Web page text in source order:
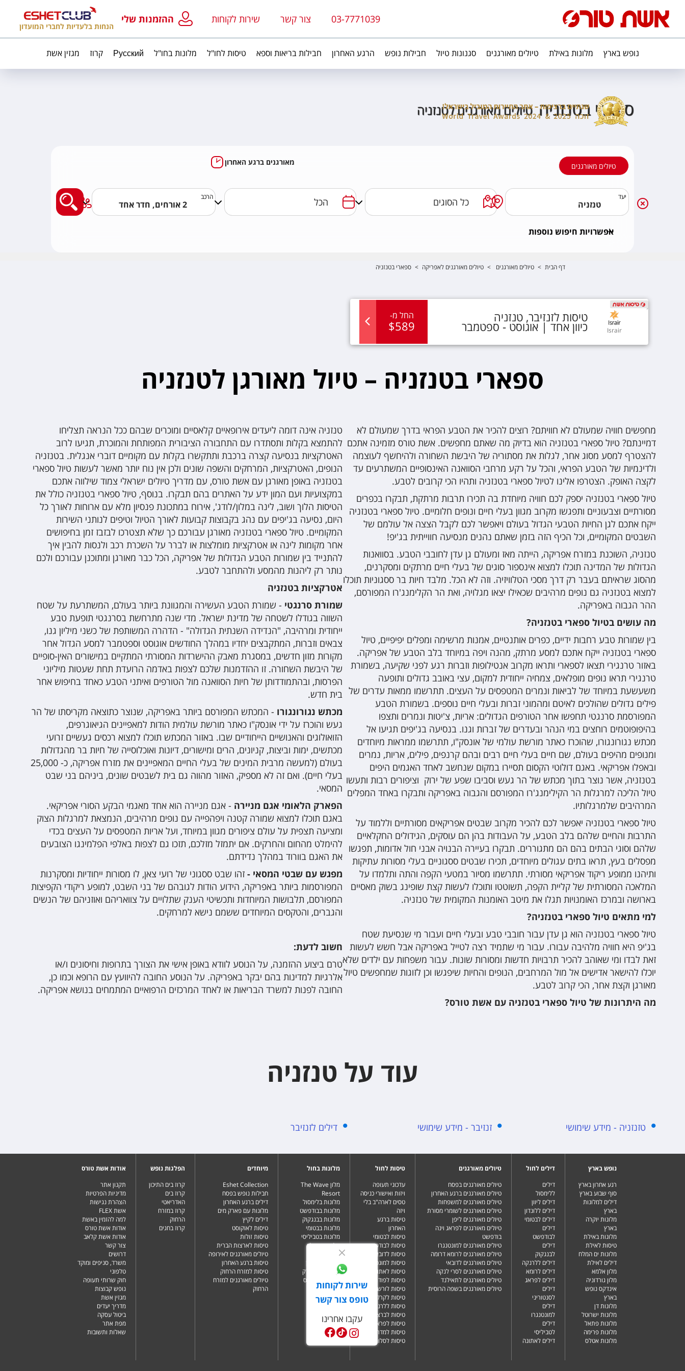
03-7771039 צור קשר שירות לקוחות ההזמנות שלי
הנחות בלעדיות לחברי המועדון
נופש בארץ מלונות באילת טיולים מאורגנים סגנונות טיול חבילות נופש הרגע האחרון חבילות בריאות וספא טיסות לחו"ל מלונות בחו"ל Русский קרוז מגזין אשת
שירות לקוחות
טופס צור קשר
עקבו אחרינו
ספארי בטנזניה טיולים מאורגנים לטנזניה
טיולים מאורגנים מאורגנים ברגע האחרון
יעד הרכב מצאו לי טיול מאורגן
אפשרויות חיפוש נוספות
דף הבית > טיולים מאורגנים > טיולים מאורגנים לאפריקה > ספארי בטנזניה
Israir
טיסות לזנזיבר, טנזניה
כיוון אחד |אוגוסט - ספטמבר
החל מ-
$589
ספארי בטנזניה – טיול מאורגן לטנזניה
מחפשים חוויה שמעולם לא חוויתם? רוצים להכיר את הטבע הפראי בדרך שמעולם לא
דמיינתם? טיול ספארי בטנזניה הוא בדיוק מה שאתם מחפשים. אשת טורס מזמינה אתכם
להצטרף למסע מסוג אחר, לגלות את מסתוריה של היבשת השחורה ולהיחשף לעוצמה
ולדינמיות של הטבע הפראי, והכל על רקע מרחבי הסוואנה האינסופיים המשתרעים עד
לקצה האופק. הצטרפו אלינו לטיול ספארי בטנזניה ותהיו הכי קרובים לטבע.
טיול ספארי בטנזניה יספק לכם חוויה מיוחדת בה תכירו תרבות מרתקת, תבקרו בכפרים
מסורתיים וצבעוניים ותפגשו מקרוב מגוון בעלי חיים ונופים חלומיים. טיול ספארי בטנזניה
ייקח אתכם לגן החיות הטבעי הגדול בעולם ויאפשר לכם לקבל הצצה אל עולמם של
השבטים המקומיים, וכל הכיף הזה בזמן שאתם נהנים מנסיעה חווייתית בג'יפ!
טנזניה, השוכנת במזרח אפריקה, הייתה מאז ומעולם גן עדן לחובבי הטבע. בסוואנות
הגדולות של המדינה תוכלו למצוא אינספור סוגים של בעלי חיים מרתקים ומסקרנים,
מהסוג שראיתם בעבר רק דרך מסכי הטלוויזיה. וזה לא הכל. מלבד חיות בר ססגוניות תוכלו
למצוא בטנזניה גם נופים מרהיבים שכאילו יצאו מגלויה, ואת הר הקלימנג'רו המפורסם,
ההר הגבוה באפריקה.
מה עושים בטיול ספארי בטנזניה?
בין שמורות טבע רחבות ידיים, כפרים אותנטיים, אמנות מרשימה ומפלים יפיפיים, טיול
ספארי בטנזניה ייקח אתכם למסע מרתק, מהנה ויפה במיוחד בלב הטבע של אפריקה.
באזור טרנגירי תצאו לספארי ותראו מקרוב אנטילופות וזברות רגע לפני שקיעה, בשמורת
טרנגירי תראו נופים מופלאים, צמחיה ייחודית למקום, עצי באובב גדולים ותופעה
משעשעת במיוחד של לביאות ונמרים המטפסים על העצים. תתרשמו ממאות עדרים של
פילים גדולים שהולכים לאיטם ומהמוני זברות ובעלי חיים נוספים. בשמורת הטבע
המפורסמת סרנגטי תחפשו אחר הטורפים הגדולים: אריות, צ'יטות ונמרים ותצפו
בהיפופוטמים רוחצים במי הנהר ובעדרים של זברות וגנו. בנסיעה בג'יפים תגיעו אל
מכתש נגורונגורו, שהוכרז כאתר מורשת עולמי של אונסק"ו, תתרשמו ממראות מיוחדים
ומנופים מהיפים בעולם, שם חיים בעלי חיים רבים ובהם קרנפים, פילים, אריות, נמרים
ובאפלו אפריקאי. באגם דולוטי הקסום תסיירו במקום שנחשב לאחד האגמים היפים
בטנזניה, אשר נוצר בתוך מכתש של הר געש וסביבו שפע של ירוק וציפורים רבות ותעשו
טיול הליכה למרגלות הר הקילימנג'רו המפורסם והגבוה באפריקה ותבקרו באחד המפלים
המרהיבים שלמרגלותיו.
טיול ספארי בטנזניה יאפשר לכם להכיר מקרוב שבטים אפריקאים מסורתיים וללמוד על
התרבות והחיים שלהם בלב הטבע, על העבודות בהן הם עוסקים, הגידולים החקלאיים
שלהם וסוגי הבתים בהם הם מתגוררים. תבקרו בעיירה הבנויה אבני חול אדומות, תפגשו
מפסלים בעץ, תראו בתים עגולים מיוחדים, תכירו שבטים ססגוניים בעלי מסורות עתיקות
ותיהנו ממופע ריקוד אפריקאי מסורתי. תתרשמו מסיור במטעי הקפה והתה ותלמדו על
המלאכה המסורתית של קליית הקפה, תשוטטו ותוכלו לעשות קצת שופינג בשוק מאסיים
בארושה ובמרכז האומנויות תגלו את מיטב האומנות המקומית של טנזניה.
למי מתאים טיול ספארי בטנזניה?
טיול ספארי בטנזניה הוא גן עדן עבור חובבי טבע ובעלי חיים ועבור מי שנסיעת שטח
בג'יפ היא חוויה מלהיבה עבורו. עבור מי שתמיד רצה לטייל באפריקה אבל חשש לעשות
זאת לבדו ומי שאוהב להכיר תרבויות חדשות ומסורות שונות. עבור משפחות עם ילדים שלא
יוכלו להישאר אדישים אל מול המרחבים, הנופים והחיות שיפגשו וכן לזוגות שמחפשים טיול
מאורגן וקצת אחר, הכי קרוב לטבע.
מה היתרונות של טיול ספארי בטנזניה עם אשת טורס?
טנזניה אינה דומה ליעדים אירופאיים קלאסיים ומוכרים שבהם ככל הנראה תצליחו
להתמצא בקלות ותסתדרו עם התחבורה הציבורית המפותחת והמוכרת, תגיעו לרוב
האטרקציות בנסיעה קצרה ברכבת ותתקשרו בקלות עם מקומיים דוברי אנגלית. בטנזניה
הנופים, האטרקציות, המרחקים והשפה שונים ולכן אין נוח יותר מאשר לעשות טיול ספארי
בטנזניה באופן מאורגן עם אשת טורס, עם מדריך טיולים ישראלי צמוד שילווה אתכם
במקצועיות ועם המון ידע על האתרים בהם תבקרו. בנוסף, טיול ספארי בטנזניה כולל את
הטיסות הלוך ושוב, לינה במלון/לודג', אירוח במתכונת פנסיון מלא עם ארוחות לאורך כל
היום, נסיעה בג'יפים עם נהג בקבוצות קבועות לאורך הטיול וטיפים לנותני השירות
המקומיים. טיול ספארי בטנזניה מאורגן עבורכם כך שלא תצטרכו לבזבז זמן בחיפושים
אחר מקומות לינה או אטרקציות מומלצות או לברר על השכרת רכב ולנסות להבין איך
להתנייד בין שמורות הטבע הגדולות של אפריקה, הכל כבר מאורגן ומתוכנן עבורכם ולכם
נותר רק ליהנות מהמסע ולהתחבר לטבע.
אטרקציות בטנזניה
שמורת סרנגטי - שמורת הטבע העשירה והמגוונת ביותר בעולם, המשתרעת על שטח
השווה בגודלו לשטחה של מדינת ישראל. מדי שנה מתרחשת בסרנגטי תופעת טבע
ייחודית ומרהיבה, "הנדידה השנתית הגדולה" - הדהרה המשותפת של כשני מיליון גנו,
צבאים וזברות, המתקבצים יחדיו במהלך החודשים אוגוסט וספטמבר למסע הגדול אחר
מקורות מזון חדשים, במסגרת מאבק ההישרדות המסורתי המתקיים במישורים האין-סופיים
של היבשת השחורה. זו ההזדמנות שלכם לצפות באדמה הרועדת תחת שעטות מיליוני
הפרסות, ובהתמודדותן של חיות הסוואנה מול הטורפים ואיתני הטבע כאחד בחיפוש אחר
בית חדש.
מכתש נגורונגורו - המכתש המפורסם ביותר באפריקה, שנוצר כתוצאה מקריסתו של הר
געש והוכרז על ידי אונסק"ו כאתר מורשת עולמית הודות למאפיינים הגיאוגרפים,
הזואולוגים והאנושיים הייחודיים שבו. באזור המכתש תוכלו למצוא רכסים געשיים זרועי
מכתשים, ימות וביצות, קניונים, הרים ומישורים, דיונות ואוכלוסייה של חיות בר מהגדולות
בעולם (למעשה מרבית המינים של בעלי החיים המאפיינים את מזרח אפריקה, כ- 25,000
בעלי חיים). ואם זה לא מספיק, האזור מהווה גם בית לשבטים שונים, ביניהם בני שבט
המסאי.
הפארק הלאומי אגם מניירה - אגם מניירה הוא אחד מאגמי הבקע הסורי אפריקאי.
באגם תוכלו למצוא שמורה קטנה ויפהפייה עם נופים מרהיבים, הנמצאת למרגלות הצוק
ומציעה תצפית על עולם ציפורים מגוון במיוחד, ועל אריות המטפסים על העצים בכדי
להימלט מהחום והחרקים. אם יתמזל מזלכם, תזכו גם לצפות באלפי הפלמינגו הצובעים
את האגם בוורוד במהלך נדידתם.
מפגש עם שבטי המסאי - זהו שבט ססגוני של רועי צאן, לו מסורות ייחודיות ומסקרנות
המפורסמות ביותר באפריקה, הידוע הודות לגובהם של בני השבט, למופע ריקודי הקפיצות
המפורסם, תלבושות המיוחדות ותכשיטי הענק שתלויים על צוואריהם ואוזניהם של הנשים
והגברים, והטקסים המיוחדים ששמם נישא למרחקים.
חשוב לדעת:
טרם ביצוע ההזמנה, על הנוסע לוודא באופן אישי את הצורך בתרופות וחיסונים ו/או
אלרגיות למדינות בהם יבקר באפריקה. על הנוסע החובה להיוועץ עם הרופא וכמו כן,
החובה לפנות למשרד הבריאות או לאחד המרכזים הרפואיים המתמחים בנושא אפריקה.
עוד על טנזניה
טזנזניה - מידע שימושי זנזיבר - מידע שימושי דילים לזנזיבר
נופש בארץ
רגע אחרון בארץ
סוף שבוע בארץ
דילים למלונות
בארץ
מלונות יוקרה
בארץ
מלונות באילת
טיסות לאילת
מלונות ים המלח
דילים לאילת
מלון אלמא
מלון גורדוניה
אינדקס נופש
בארץ
מלונות דן
מלונות ישרוטל
מלונות פתאל
מלונות פרימה
מלונות אטלס
דילים לחול
דילים
ללימסול
דילים ליוון
דילים ללונדון
דילים לבטומי
דילים
לבודפשט
דילים
לבנגקוק
דילים ללרנקה
דילים לרומא
דילים לפראג
דילים
לסנטוריני
דילים
למונטנגרו
דילים
לטביליסי
דילים לאתונה
טיולים מאורגנים
טיולים מאורגנים בפסח
טיולים מאורגנים ברגע האחרון
טיולים מאורגנים למשפחות
טיולים מאורגנים לשומרי מסורת
טיולים מאורגנים ליפן
טיולים מאורגנים לפראג וינה
בודפשט
טיולים מאורגנים למונטנגרו
טיולים מאורגנים לרומא דרומה
טיולים מאורגנים לדובאי
טיולים מאורגנים לסרי לנקה
טיולים מאורגנים לתאילנד
טיולים מאורגנים בשפה הרוסית
טיסות לחול
עדכוני תעופה
ויזות ואישורי כניסה
טסים לארה"ב בלי
ויזה
טיסות ברגע
האחרון
טיסות לבטומי
טיסות לבודפשט
טיסות לדובאי
טיסות למונטנגרו
טיסות לאתונה
טיסות לפודגוריצה
טיסות לורשה
טיסות לקרקוב
טיסות ללרנקה
טיסות לברצלונה
טיסות לפראג
טיסות למדריד
טיסות לסלוניקי
מלונות בחול
מלון The Wave
Resort
מלונות בלימסול
מלונות בבודפשט
מלונות בבנגקוק
מלונות בבטומי
מלונות בטביליסי
מלונות בברלין
מלונות בדובאי
מלונות בלונדון
מלונות בניו יורק
מלונות בפאפוס
מיוחדים
Eshet Collection
חבילות נופש בפסח
דילים ברגע האחרון
מלונות עם פארק מים
דילים לקיץ
טיסות לאוקוסט
טיסות זולות
טיסות לארצות הברית
טיולים מאורגנים לאירופה
טיסות ברגע האחרון
טיסות למזרח הרחוק
טיולים מאורגנים למזרח
הרחוק
הפלגות נופש
קרוז בים התיכון
קרוז בים
האדריאטי
קרוז במזרח
הרחוק
קרוז בחגים
אודות אשת טורס
תקנון אתר
מדיניות הפרטיות
הצהרת נגישות
אשת FLEX
למה להזמין באשת
אודות אשת טורס
אודות אשת קלאב
צור קשר
דרושים
משרד, סניפים ומוקד
טלפוני
חוק שרותי תעופה
נופש קבוצות
מגזין אשת
מדריך יעדים
ביטול עסקה
מפת אתר
שאלות ותשובות